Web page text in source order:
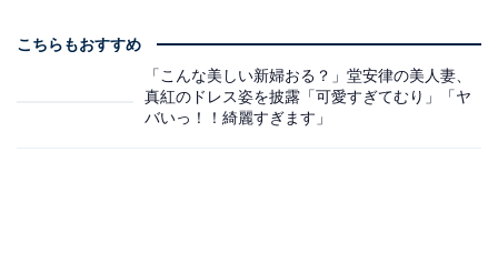
こちらもおすすめ
「こんな美しい新婦おる？」堂安律の美人妻、
真紅のドレス姿を披露「可愛すぎてむり」「ヤ
バいっ！！綺麗すぎます」